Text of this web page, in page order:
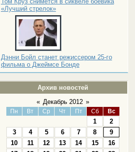
«Лучший стрелок»
Дэнни Бойл станет режиссером 25-го
фильма о Джеймсе Бонде
Архив новостей
« Декабрь 2012 »
Пн Вт Ср Чт Пт Сб Вс
1
2
3
4 5 6 7 8
9
10
11 12 13 14 15
16